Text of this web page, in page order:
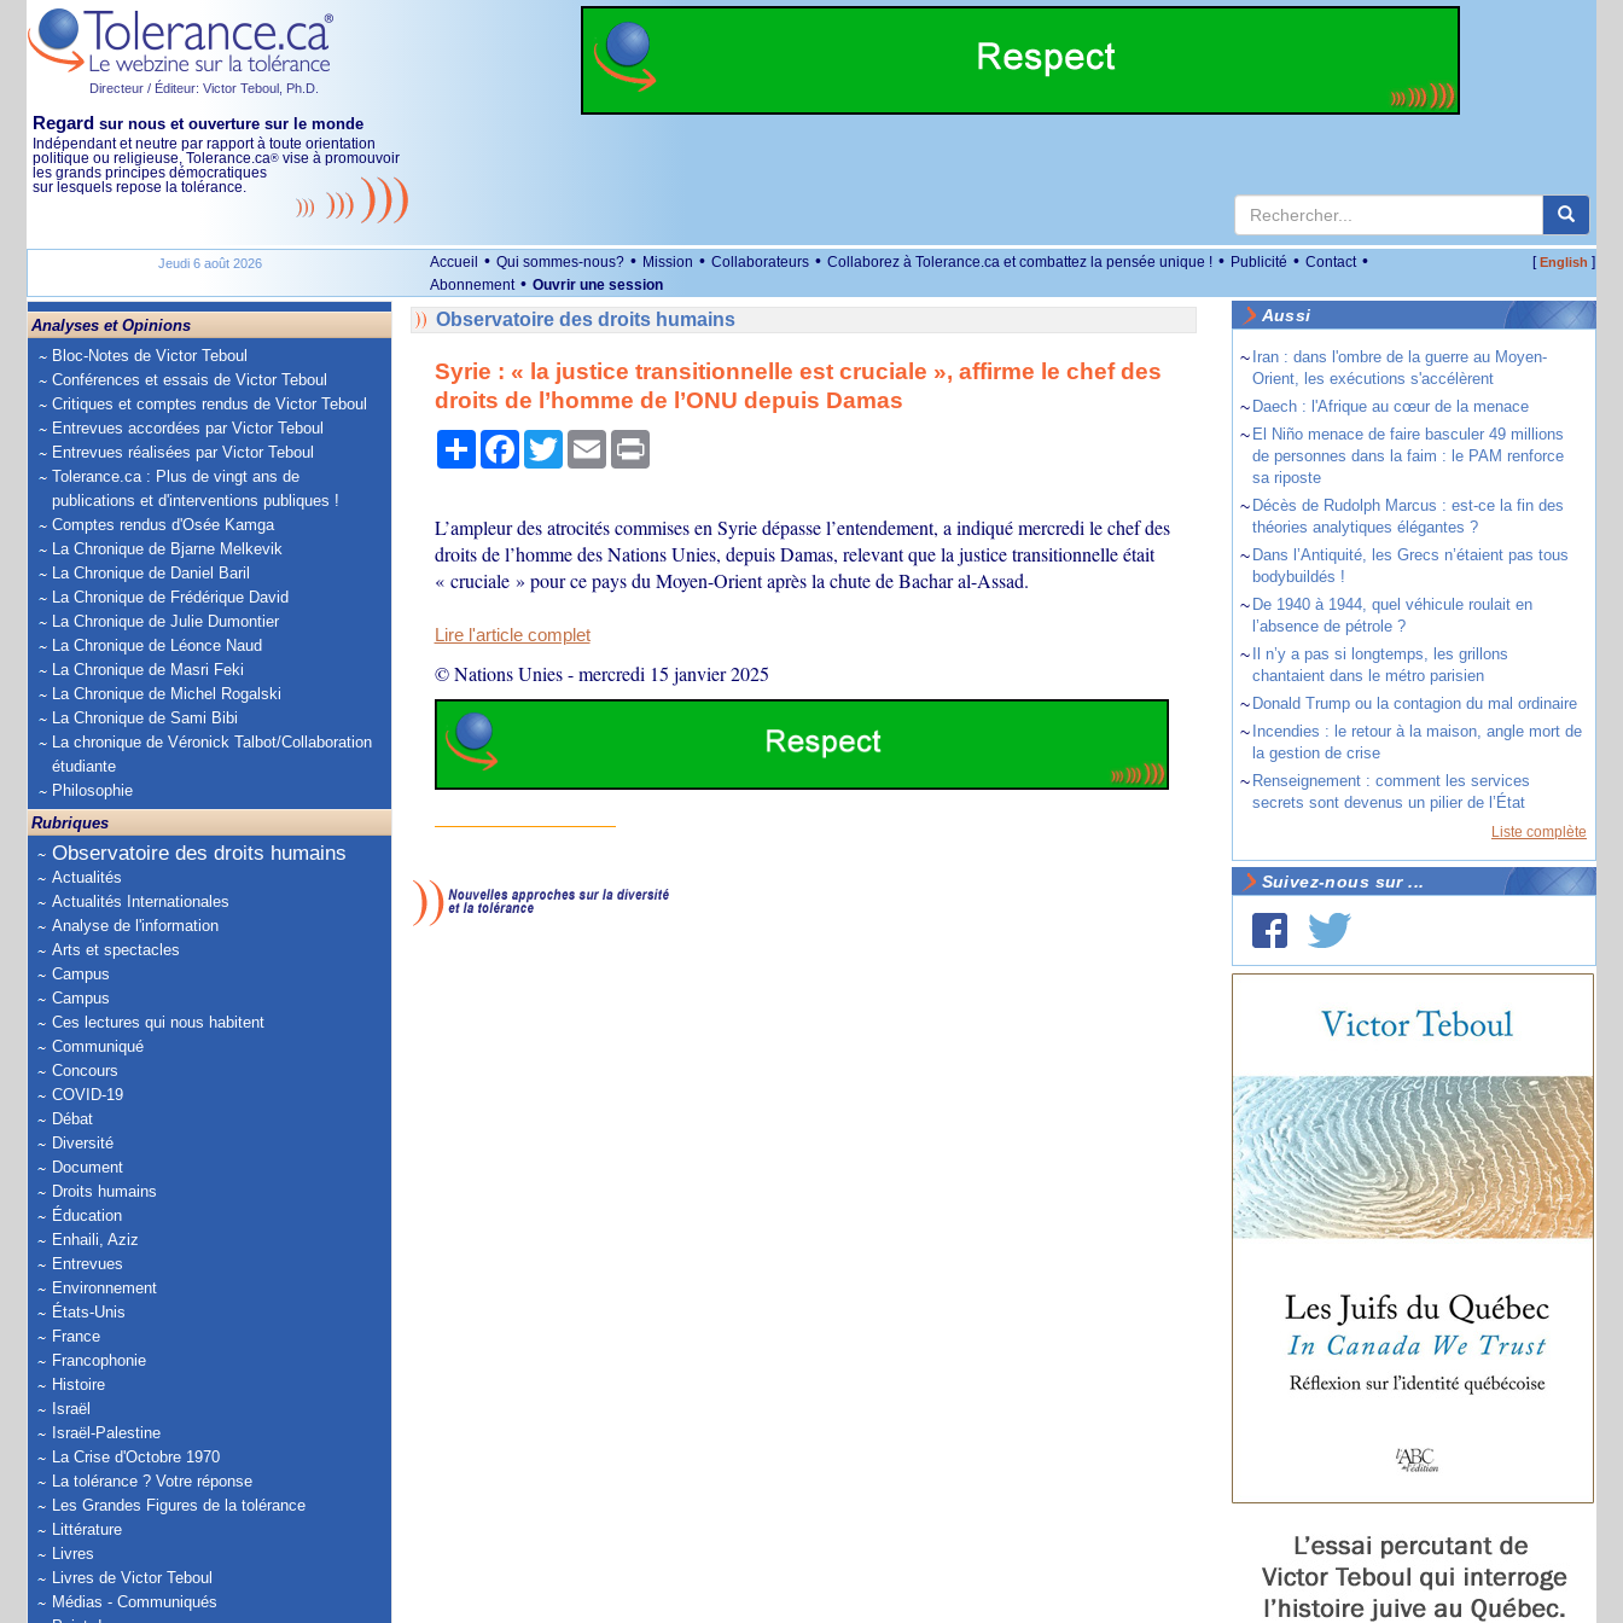
Directeur / Éditeur: Victor Teboul, Ph.D.
Regard sur nous et ouverture sur le monde
Indépendant et neutre par rapport à toute orientation
politique ou religieuse, Tolerance.ca® vise à promouvoir
les grands principes démocratiques
sur lesquels repose la tolérance.
Jeudi 6 août 2026 Accueil • Qui sommes-nous? • Mission • Collaborateurs • Collaborez à Tolerance.ca et combattez la pensée unique ! • Publicité • Contact •
Abonnement • Ouvrir une session
[English ]
Analyses et Opinions
Bloc-Notes de Victor Teboul
Conférences et essais de Victor Teboul
Critiques et comptes rendus de Victor Teboul
Entrevues accordées par Victor Teboul
Entrevues réalisées par Victor Teboul
Tolerance.ca : Plus de vingt ans de
publications et d'interventions publiques !
Comptes rendus d'Osée Kamga
La Chronique de Bjarne Melkevik
La Chronique de Daniel Baril
La Chronique de Frédérique David
La Chronique de Julie Dumontier
La Chronique de Léonce Naud
La Chronique de Masri Feki
La Chronique de Michel Rogalski
La Chronique de Sami Bibi
La chronique de Véronick Talbot/Collaboration
étudiante
Philosophie
Rubriques
Observatoire des droits humains
Actualités
Actualités Internationales
Analyse de l'information
Arts et spectacles
Campus
Campus
Ces lectures qui nous habitent
Communiqué
Concours
COVID-19
Débat
Diversité
Document
Droits humains
Éducation
Enhaili, Aziz
Entrevues
Environnement
États-Unis
France
Francophonie
Histoire
Israël
Israël-Palestine
La Crise d'Octobre 1970
La tolérance ? Votre réponse
Les Grandes Figures de la tolérance
Littérature
Livres
Livres de Victor Teboul
Médias - Communiqués
Observatoire des droits humains
Syrie : « la justice transitionnelle est cruciale », affirme le chef des
droits de l’homme de l’ONU depuis Damas
PartagerFacebook
TwitterEmail Print
L’ampleur des atrocités commises en Syrie dépasse l’entendement, a indiqué mercredi le chef des
droits de l’homme des Nations Unies, depuis Damas, relevant que la justice transitionnelle était
« cruciale » pour ce pays du Moyen-Orient après la chute de Bachar al-Assad.
Lire l'article complet
© Nations Unies-mercredi 15 janvier 2025
Aussi
~ Iran : dans l'ombre de la guerre au Moyen-
Orient, les exécutions s'accélèrent
~ Daech : l'Afrique au cœur de la menace
~ El Niño menace de faire basculer 49 millions
de personnes dans la faim : le PAM renforce
sa riposte
~ Décès de Rudolph Marcus : est-ce la fin des
théories analytiques élégantes ?
~ Dans l’Antiquité, les Grecs n’étaient pas tous
bodybuildés !
~ De 1940 à 1944, quel véhicule roulait en
l’absence de pétrole ?
~
Il n’y a pas si longtemps, les grillons
chantaient dans le métro parisien
~ Donald Trump ou la contagion du mal ordinaire
~ Incendies : le retour à la maison, angle mort de
la gestion de crise
~ Renseignement : comment les services
secrets sont devenus un pilier de l’État
Liste complète
Suivez-nous sur ...